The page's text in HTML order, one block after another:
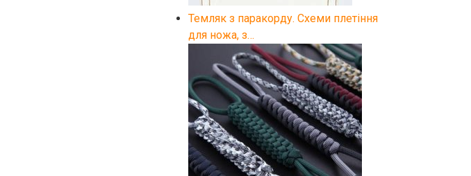
Темляк з паракорду. Схеми плетіння
для ножа, з…